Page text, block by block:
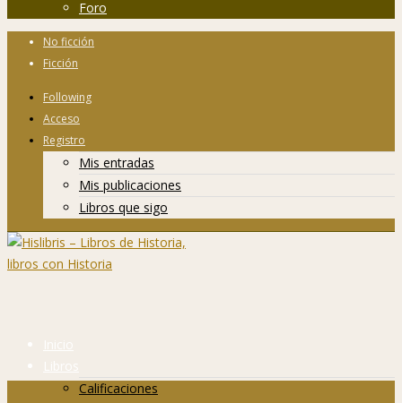
Foro
No ficción
Ficción
Following
Acceso
Registro
Mis entradas
Mis publicaciones
Libros que sigo
Inicio
Libros
Calificaciones